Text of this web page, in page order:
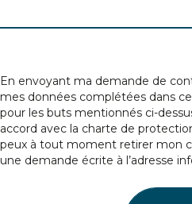
En envoyant ma demande de
mes données complétées dans
pour les buts mentionnés ci-
accord avec la charte de
peux à tout moment retirer mon
une demande écrite à l’adresse